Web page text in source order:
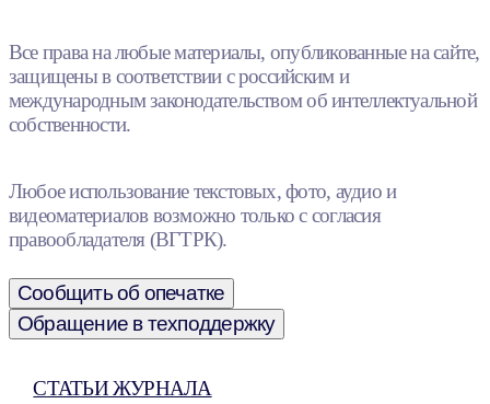
Все права на любые материалы, опубликованные на сайте,
защищены в соответствии с российским и
международным законодательством об интеллектуальной
собственности.
Любое использование текстовых, фото, аудио и
видеоматериалов возможно только с согласия
правообладателя (ВГТРК).
Сообщить об опечатке
Обращение в техподдержку
СТАТЬИ ЖУРНАЛА